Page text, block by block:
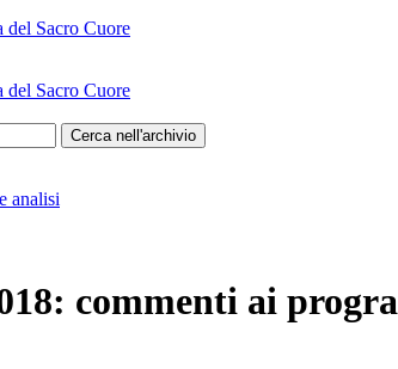
Cerca nell'archivio
analisi
commenti ai